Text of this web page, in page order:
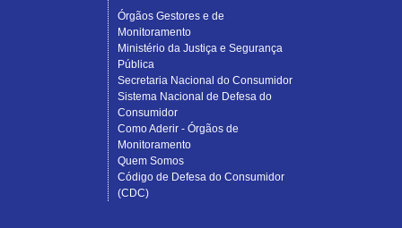
Órgãos Gestores e de
Monitoramento
Ministério da Justiça e Segurança
Pública
Secretaria Nacional do Consumidor
Sistema Nacional de Defesa do
Consumidor
Como Aderir - Órgãos de
Monitoramento
Quem Somos
Código de Defesa do Consumidor
(CDC)